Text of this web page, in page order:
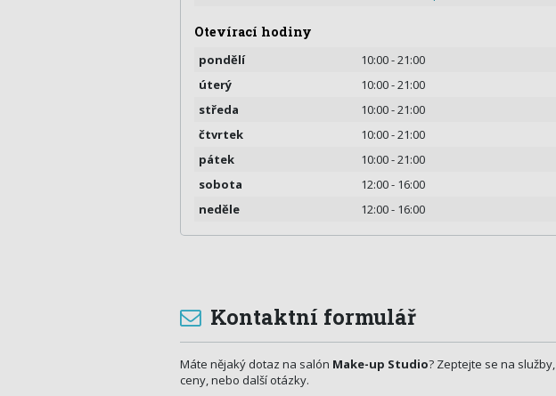
Otevírací hodiny
pondělí
10:00 - 21:00
úterý
10:00 - 21:00
středa
10:00 - 21:00
čtvrtek
10:00 - 21:00
pátek
10:00 - 21:00
sobota
12:00 - 16:00
neděle
12:00 - 16:00
Kontaktní formulář
Máte nějaký dotaz na salón Make-up Studio? Zeptejte se na služby,
ceny, nebo další otázky.